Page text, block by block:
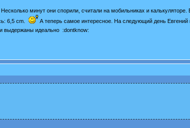
минут они спорили, считали на мобильниках и калькуляторе.
6,5 cm.
А теперь самое интересное. На следующий день
выдержаны идеально :dontknow: